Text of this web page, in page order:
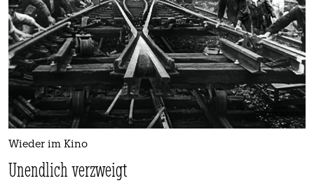
Wieder im Kino
Unendlich verzweigt